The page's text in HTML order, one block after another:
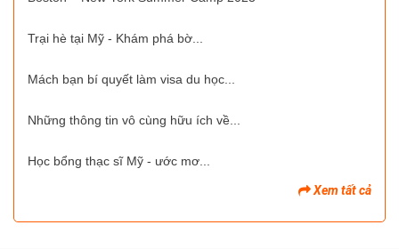
Trại hè tại Mỹ - Khám phá bờ...
Mách bạn bí quyết làm visa du học...
Những thông tin vô cùng hữu ích về...
Học bổng thạc sĩ Mỹ - ước mơ...
Xem tất cả